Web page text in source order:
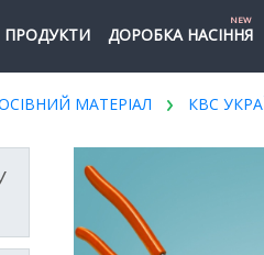
ПРОДУКТИ ДОРОБКА НАСІННЯ
NEW
МАТЕРІАЛ КВС